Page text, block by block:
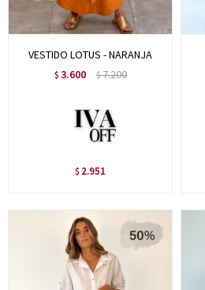
VESTIDO LOTUS - NARANJA
$ 3.600 $7.200
$ 2.951